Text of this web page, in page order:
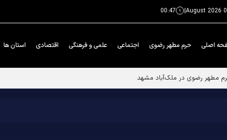
07
|
00:47
اصلی حرم مطهر رضوی اجتماعی علمی و فرهنگی اقتصادی استان ها
مقاومت»